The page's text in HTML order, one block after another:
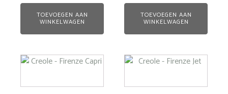
TOEVOEGEN AAN
WINKELWAGEN
TOEVOEGEN AAN
WINKELWAGEN